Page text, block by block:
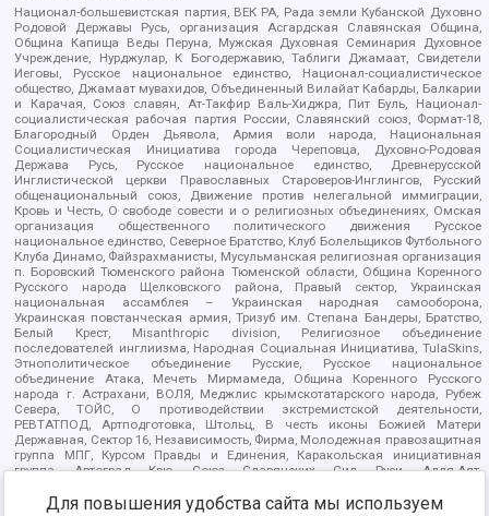
Национал-большевистская партия, ВЕК РА, Рада земли Кубанской Духовно
Родовой Державы Русь, организация Асгардская Славянская Община,
Община Капища Веды Перуна, Мужская Духовная Семинария Духовное
Учреждение, Нурджулар, К Богодержавию, Таблиги Джамаат, Свидетели
Иеговы, Русское национальное единство, Национал-социалистическое
общество, Джамаат мувахидов, Объединенный Вилайат Кабарды, Балкарии
и Карачая, Союз славян, Ат-Такфир Валь-Хиджра, Пит Буль, Национал-
социалистическая рабочая партия России, Славянский союз, Формат-18,
Благородный Орден Дьявола, Армия воли народа, Национальная
Социалистическая Инициатива города Череповца, Духовно-Родовая
Держава Русь, Русское национальное единство, Древнерусской
Инглистической церкви Православных Староверов-Инглингов, Русский
общенациональный союз, Движение против нелегальной иммиграции,
Кровь и Честь, О свободе совести и о религиозных объединениях, Омская
организация общественного политического движения Русское
национальное единство, Северное Братство, Клуб Болельщиков Футбольного
Клуба Динамо, Файзрахманисты, Мусульманская религиозная организация
п. Боровский Тюменского района Тюменской области, Община Коренного
Русского народа Щелковского района, Правый сектор, Украинская
национальная ассамблея – Украинская народная самооборона,
Украинская повстанческая армия, Тризуб им. Степана Бандеры, Братство,
Белый Крест, Misanthropic division, Религиозное объединение
последователей инглиизма, Народная Социальная Инициатива, TulaSkins,
Этнополитическое объединение Русские, Русское национальное
объединение Атака, Мечеть Мирмамеда, Община Коренного Русского
народа г. Астрахани, ВОЛЯ, Меджлис крымскотатарского народа, Рубеж
Севера, ТОЙС, О противодействии экстремистской деятельности,
РЕВТАТПОД, Артподготовка, Штольц, В честь иконы Божией Матери
Державная, Сектор 16, Независимость, Фирма, Молодежная правозащитная
группа МПГ, Курсом Правды и Единения, Каракольская инициативная
группа, Автоград Крю, Союз Славянских Сил Руси, Алля-Аят,
Арестантское уголовное единство, Башкорт, Нация и свобода, W.H.С., Фалунь
Для повышения удобства сайта мы используем